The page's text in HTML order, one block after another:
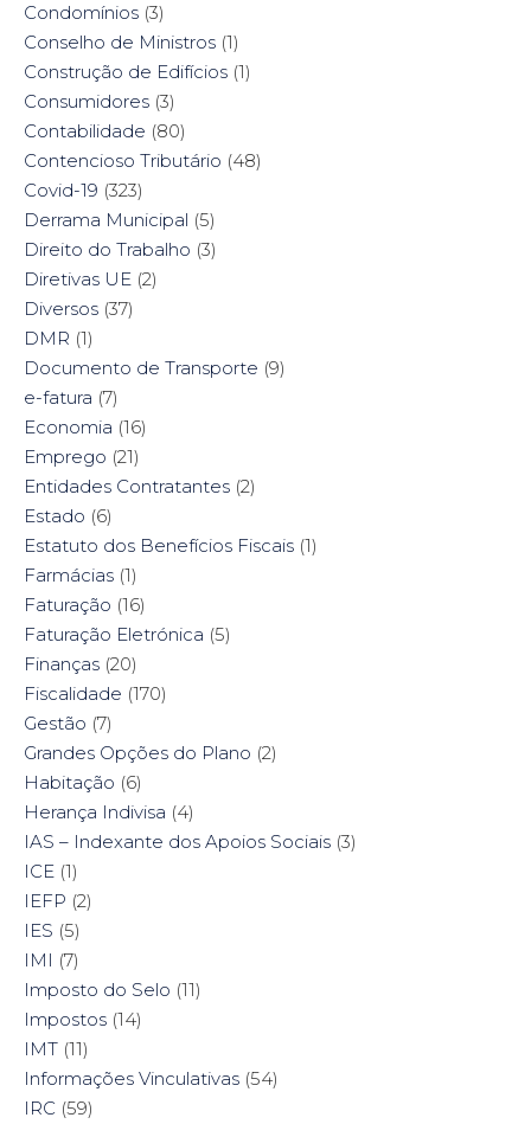
Condomínios (3)
Conselho de Ministros (1)
Construção de Edifícios (1)
Consumidores (3)
Contabilidade (80)
Contencioso Tributário (48)
Covid-19 (323)
Derrama Municipal (5)
Direito do Trabalho (3)
Diretivas UE (2)
Diversos (37)
DMR (1)
Documento de Transporte (9)
e-fatura (7)
Economia (16)
Emprego (21)
Entidades Contratantes (2)
Estado (6)
Estatuto dos Benefícios Fiscais (1)
Farmácias (1)
Faturação (16)
Faturação Eletrónica (5)
Finanças (20)
Fiscalidade (170)
Gestão (7)
Grandes Opções do Plano (2)
Habitação (6)
Herança Indivisa (4)
IAS – Indexante dos Apoios Sociais (3)
ICE (1)
IEFP (2)
IES (5)
IMI (7)
Imposto do Selo (11)
Impostos (14)
IMT (11)
Informações Vinculativas (54)
IRC (59)